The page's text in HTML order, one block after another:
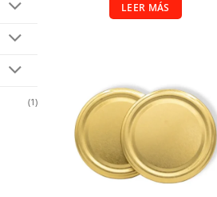
(1)
LEER MÁS
Añadir a la lista de deseos